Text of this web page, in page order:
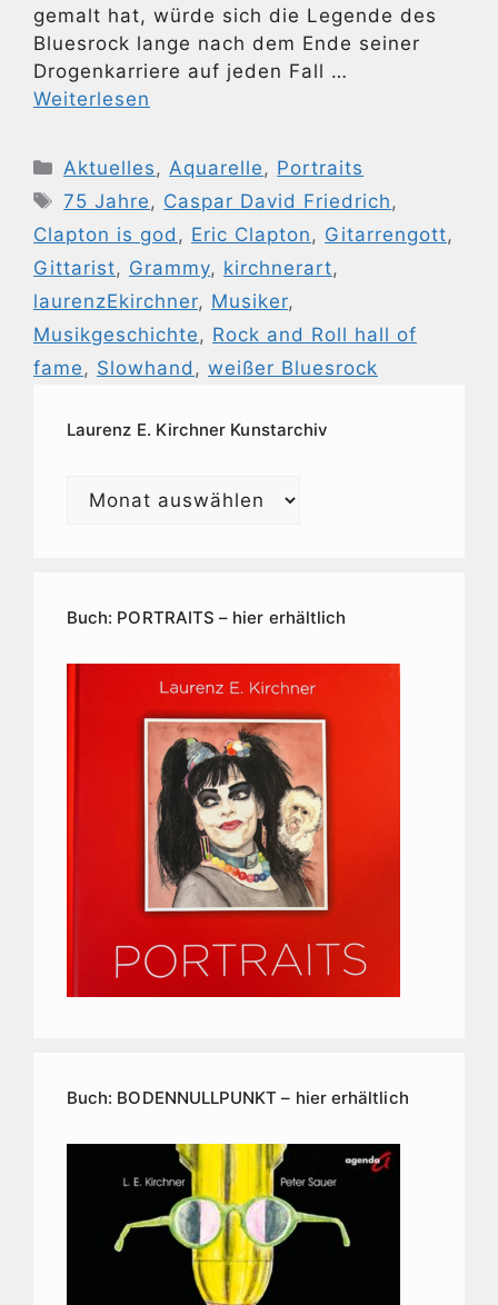
gemalt hat, würde sich die Legende des
Bluesrock lange nach dem Ende seiner
Drogenkarriere auf jeden Fall …
Weiterlesen
Kategorien
Aktuelles , Aquarelle , Portraits
Schlagwörter
75 Jahre , Caspar David Friedrich ,
Clapton is god , Eric Clapton , Gitarrengott,
Gittarist, Grammy, kirchnerart,
laurenzEkirchner, Musiker,
Musikgeschichte , Rock and Roll hall of
fame , Slowhand , weißer Bluesrock
Laurenz E. Kirchner Kunstarchiv
Laurenz
Buch: PORTRAITS – hier erhältlich
Buch: BODENNULLPUNKT – hier erhältlich